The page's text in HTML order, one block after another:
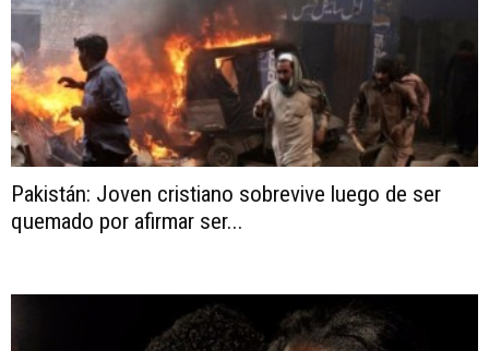
Pakistán: Joven cristiano sobrevive luego de ser
quemado por afirmar ser...